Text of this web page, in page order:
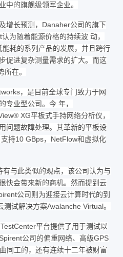
中的旗舰级领军企业。
增长预测，Danaher公司的旗下
为随着能源价格的持续波 动，
耗的系列产品的发展，并且跨行
促进复杂测量需求的扩大。而这
在。
，是目前全球专门致力于网
专业型公司。今 年，
XG平板式手持网络分析仪，
问题故障处理。其革新的平板设
持10 GBps，NetFlow和虚拟化
与此类似的观点，该公司认为与
快会带来新的商机。然而提到云
公司则为迎接云计算时代的到
测试解决方案Avalanche Virtual。
平台提供了用于测试以
公司的偏重网络、高级GPS
同工的，还有连续十二年被财富